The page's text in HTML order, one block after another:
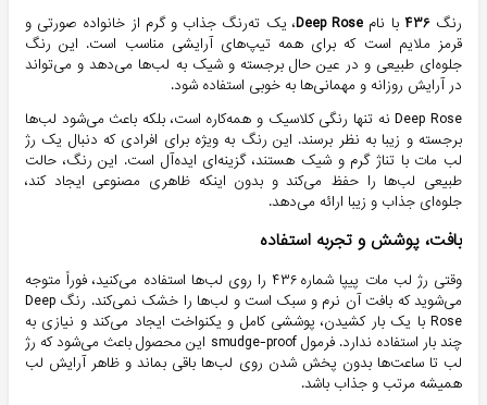
رنگ۴۳۶ با نام Deep Rose، یک ته‌رنگ جذاب و گرم از خانواده صورتی و
قرمز ملایم است که برای همه تیپ‌های آرایشی مناسب است. این رنگ
جلوه‌ای طبیعی و در عین حال برجسته و شیک به لب‌ها می‌دهد و می‌تواند
در آرایش روزانه و مهمانی‌ها به خوبی استفاده شود.
Deep Rose نه تنها رنگی کلاسیک و همه‌کاره است، بلکه باعث می‌شود لب‌ها
برجسته و زیبا به نظر برسند. این رنگ به ویژه برای افرادی که دنبال یک رژ
لب مات با تناژ گرم و شیک هستند، گزینه‌ای ایده‌آل است. این رنگ، حالت
طبیعی لب‌ها را حفظ می‌کند و بدون اینکه ظاهری مصنوعی ایجاد کند،
جلوه‌ای جذاب و زیبا ارائه می‌دهد.
بافت، پوشش و تجربه استفاده
وقتی رژ لب مات پیپا شماره ۴۳۶ را روی لب‌ها استفاده می‌کنید، فوراً متوجه
می‌شوید که بافت آن نرم و سبک است و لب‌ها را خشک نمی‌کند. رنگ Deep
Rose با یک بار کشیدن، پوششی کامل و یکنواخت ایجاد می‌کند و نیازی به
چند بار استفاده ندارد. فرمول smudge-proof این محصول باعث می‌شود که رژ
لب تا ساعت‌ها بدون پخش شدن روی لب‌ها باقی بماند و ظاهر آرایش لب
همیشه مرتب و جذاب باشد.